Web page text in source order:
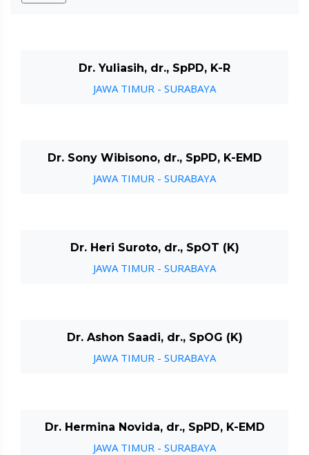
Dr. Yuliasih, dr., SpPD, K-R
JAWA TIMUR - SURABAYA
Dr. Sony Wibisono, dr., SpPD, K-EMD
JAWA TIMUR - SURABAYA
Dr. Heri Suroto, dr., SpOT (K)
JAWA TIMUR - SURABAYA
Dr. Ashon Saadi, dr., SpOG (K)
JAWA TIMUR - SURABAYA
Dr. Hermina Novida, dr., SpPD, K-EMD
JAWA TIMUR - SURABAYA